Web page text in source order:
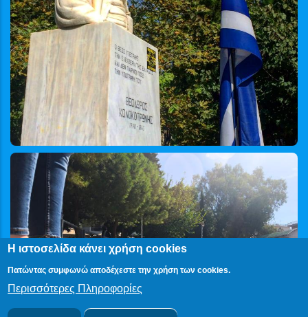
Η ιστοσελίδα κάνει χρήση cookies
Πατώντας συμφωνώ αποδέχεστε την χρήση των cookies.
Περισσότερες Πληροφορίες